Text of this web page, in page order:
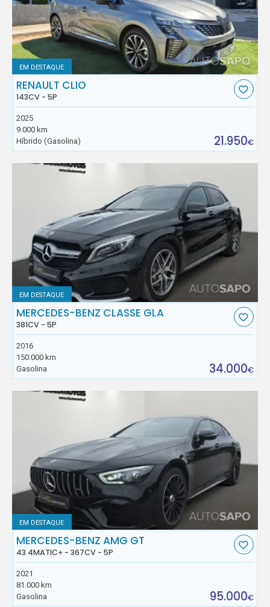
EM DESTAQUE
RENAULT CLIO
143CV - 5P
2025
9.000 km
Híbrido (Gasolina)
21.950€
EM DESTAQUE
MERCEDES-BENZ CLASSE GLA
381CV - 5P
2016
150.000 km
Gasolina
34.000€
EM DESTAQUE
MERCEDES-BENZ AMG GT
43 4MATIC+ - 367CV - 5P
2021
81.000 km
Gasolina
95.000€